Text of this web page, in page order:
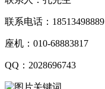
联系电话：18513498889
座机：010-68883817
QQ：2028696743